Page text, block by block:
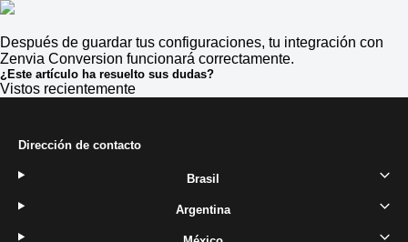
Después de guardar tus configuraciones, tu integración con
Zenvia Conversion funcionará correctamente.
¿Este artículo ha resuelto sus dudas?
Vistos recientemente
Dirección de contacto
Brasil
Argentina